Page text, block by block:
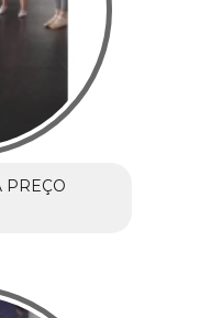
PREÇO